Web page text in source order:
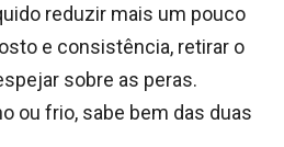
reduzir mais um pouco
e consistência, retirar o
sobre as peras.
ou frio, sabe bem das duas